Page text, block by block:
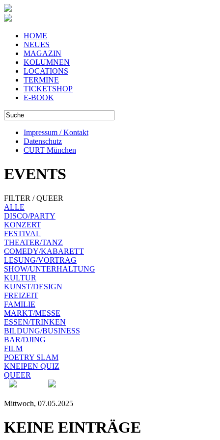
HOME
NEUES
MAGAZIN
KOLUMNEN
LOCATIONS
TERMINE
TICKETSHOP
E-BOOK
Impressum / Kontakt
Datenschutz
CURT München
EVENTS
FILTER / QUEER
ALLE
DISCO/PARTY
KONZERT
FESTIVAL
THEATER/TANZ
COMEDY/KABARETT
LESUNG/VORTRAG
SHOW/UNTERHALTUNG
KULTUR
KUNST/DESIGN
FREIZEIT
FAMILIE
MARKT/MESSE
ESSEN/TRINKEN
BILDUNG/BUSINESS
BAR/DJING
FILM
POETRY SLAM
KNEIPEN QUIZ
QUEER
Mittwoch, 07.05.2025
KEINE EINTRÄGE